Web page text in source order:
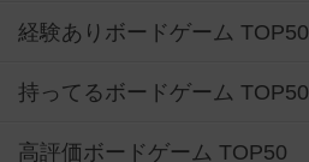
経験ありボードゲーム TOP50
持ってるボードゲーム TOP50
高評価ボードゲーム TOP50